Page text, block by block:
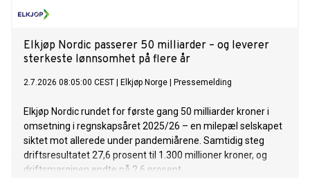
Elkjøp Nordic passerer 50 milliarder – og leverer
sterkeste lønnsomhet på flere år
2.7.2026 08:05:00 CEST Elkjøp Norge Pressemelding
Elkjøp Nordic rundet for første gang 50 milliarder kroner i
omsetning i regnskapsåret 2025/26 – en milepæl selskapet
siktet mot allerede under pandemiårene. Samtidig steg
driftsresultatet 27,6 prosent til 1.300 millioner kroner, og
driftsmarginen endte på 2,6 prosent.